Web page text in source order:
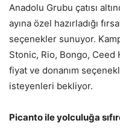
Anadolu Grubu çatısı
ayına özel hazırladığı
seçenekler sunuyor.
Stonic, Rio, Bongo, Ceed
fiyat ve donanım
isteyenleri bekliyor.
Picanto ile yolculuğa